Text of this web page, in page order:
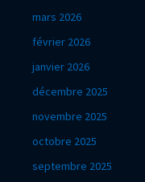
mars 2026
février 2026
janvier 2026
décembre 2025
novembre 2025
octobre 2025
septembre 2025